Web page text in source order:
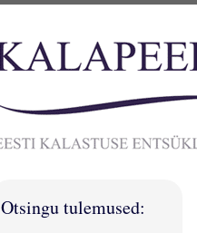
Otsingu tulemused: